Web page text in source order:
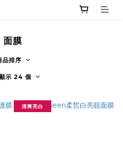
面膜
品排序
示 24 個
清爽亮白